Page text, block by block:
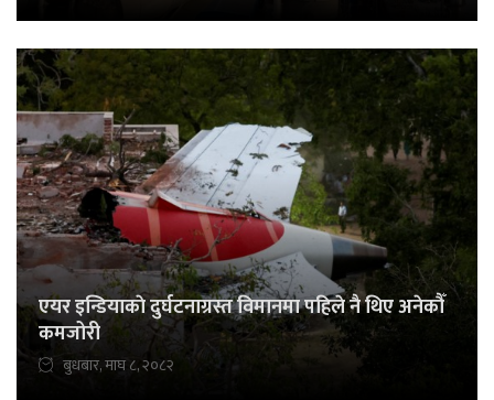
एयर इन्डियाकाे दुर्घटनाग्रस्त विमानमा पहिले नै थिए अनेकौँ
कमजोरी
बुधबार, माघ ८, २०८२